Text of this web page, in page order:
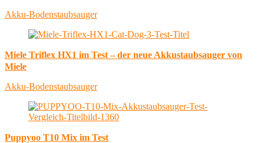
Akku-Bodenstaubsauger
Miele Triflex HX1 im Test – der neue Akkustaubsauger von
Miele
Akku-Bodenstaubsauger
Puppyoo T10 Mix im Test